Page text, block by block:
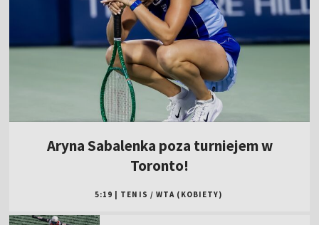
Aryna Sabalenka poza turniejem w
Toronto!
5:19 TENIS / WTA (KOBIETY)